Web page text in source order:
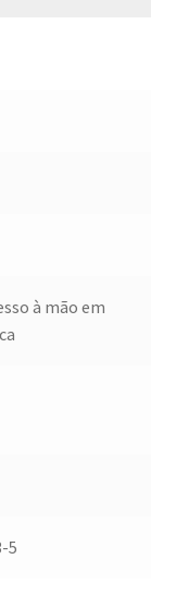
à mão em
5